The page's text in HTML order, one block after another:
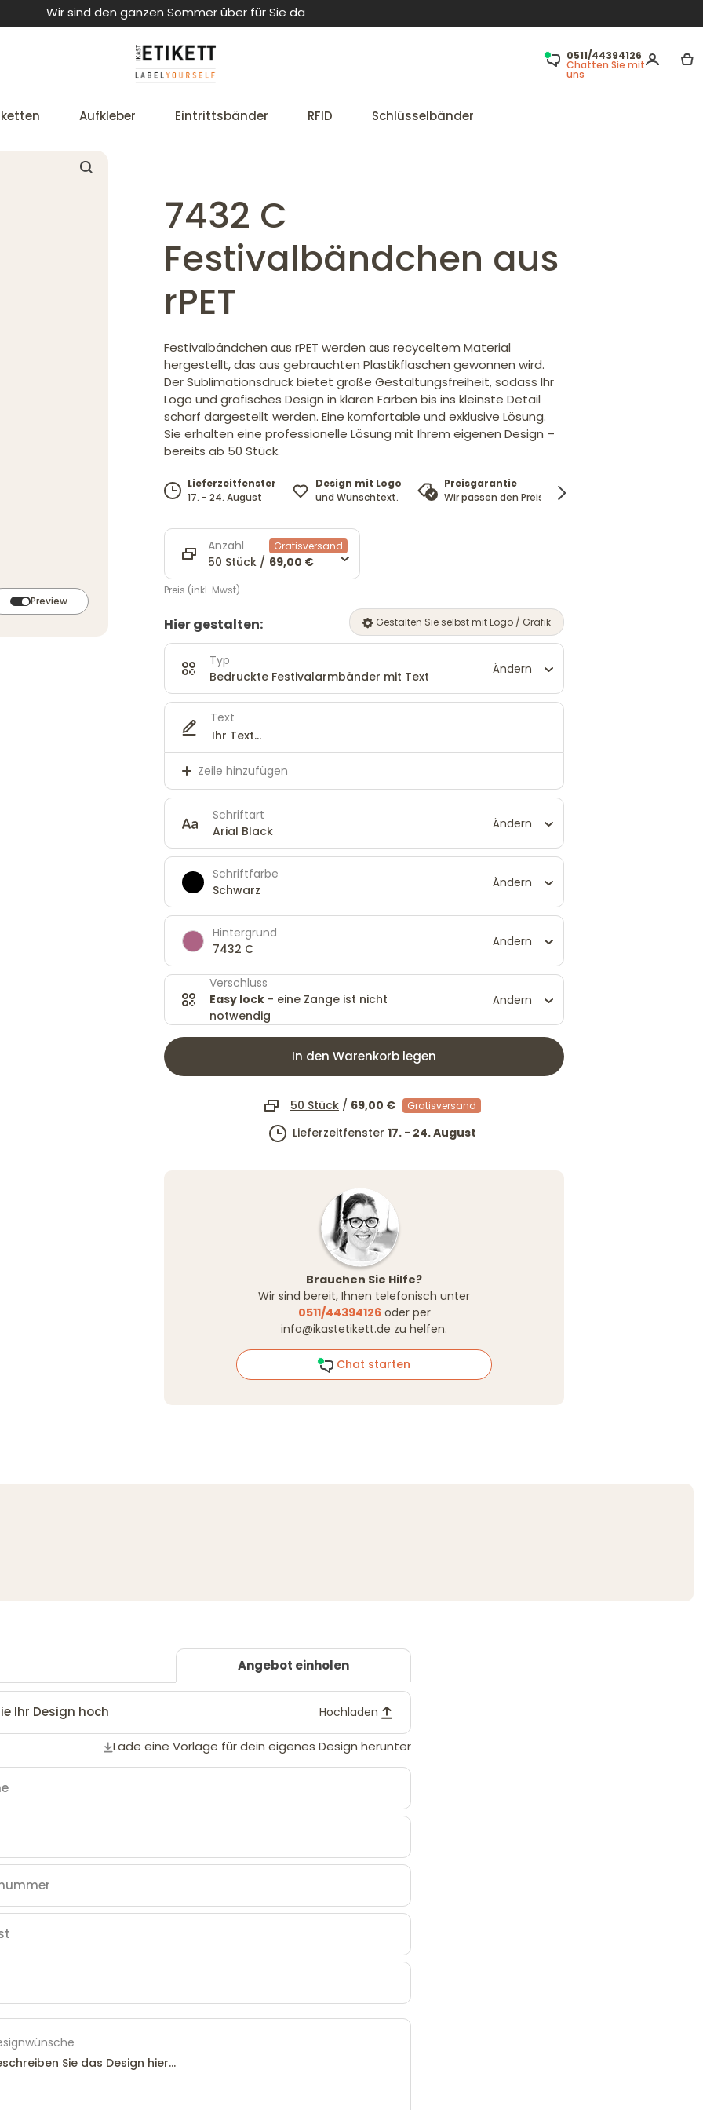
Wir sind den ganzen Sommer über für Sie da
0511/44394126
Chatten Sie mit
uns
Aufkleber Eintrittsbänder RFID Schlüsselbänder
Preview
7432 C
Festivalbändchen aus
rPET
Festivalbändchen aus rPET werden aus recyceltem Material
hergestellt, das aus gebrauchten Plastikflaschen gewonnen wird.
Der Sublimationsdruck bietet große Gestaltungsfreiheit, sodass Ihr
Logo und grafisches Design in klaren Farben bis ins kleinste Detail
scharf dargestellt werden. Eine komfortable und exklusive Lösung.
Sie erhalten eine professionelle Lösung mit Ihrem eigenen Design –
bereits ab 50 Stück.
Lieferzeitfenster
17. - 24. August
Design mit Logo
und Wunschtext.
Preisgarantie
Wir passen den Preis an
Anzahl
50 Stück /
Gratisversand
69,00 €
Preis (inkl. Mwst)
Hier gestalten: Gestalten Sie selbst mit Logo / Grafik
Typ
Bedruckte Festivalarmbänder mit Text
Ändern
Text
Zeile hinzufügen
Schriftart
Arial Black
Ändern
Schriftfarbe
Schwarz
Ändern
Hintergrund
7432 C
Ändern
Verschluss
Easy lock - eine Zange ist nicht
notwendig
Ändern
In den Warenkorb legen
50 Stück / 69,00 € Gratisversand
Lieferzeitfenster 17. - 24. August
Brauchen Sie Hilfe?
Wir sind bereit, Ihnen telefonisch unter
0511/44394126oder per
info@ikastetikett.de zu helfen.
Chat starten
Angebot einholen
Ihr Design hoch Hochladen
Lade eine Vorlage für dein eigenes Design herunter